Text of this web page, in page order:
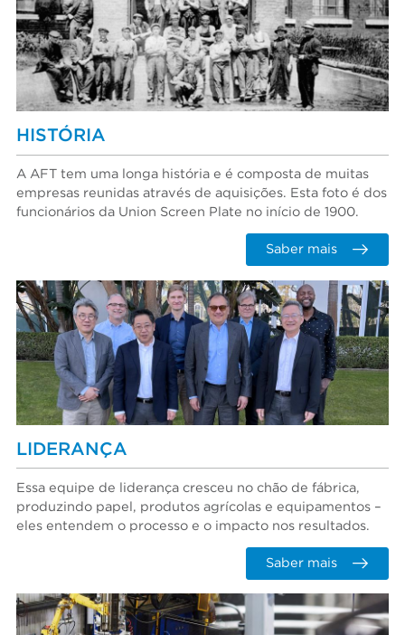
HISTÓRIA
A AFT tem uma longa história e é composta de muitas
empresas reunidas através de aquisições. Esta foto é dos
funcionários da Union Screen Plate no início de 1900.
Saber mais
LIDERANÇA
Essa equipe de liderança cresceu no chão de fábrica,
produzindo papel, produtos agrícolas e equipamentos –
eles entendem o processo e o impacto nos resultados.
Saber mais